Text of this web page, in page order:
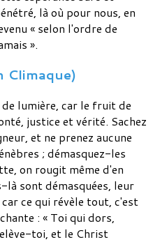
là où pour nous, en
« selon l'ordre de
».
Climaque)
lumière, car le fruit de
justice et vérité. Sachez
et ne prenez aucune
; démasquez-les
on rougit même d'en
là sont démasquées, leur
ce qui révèle tout, c'est
: « Toi qui dors,
toi, et le Christ